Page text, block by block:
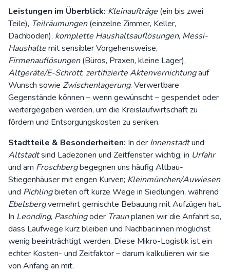
Leistungen im Überblick: Kleinaufträge (ein bis zwei
Teile), Teilräumungen(einzelne Zimmer, Keller,
Dachboden), komplette Haushaltsauflösungen, Messi-
Haushaltemit sensibler Vorgehensweise,
Firmenauflösungen(Büros, Praxen, kleine Lager),
Altgeräte/E-Schrott, zertifizierte Aktenvernichtungauf
Wunsch sowie Zwischenlagerung. Verwertbare
Gegenstände können – wenn gewünscht – gespendet oder
weitergegeben werden, um die Kreislaufwirtschaftzu
fördern und Entsorgungskosten zu senken.
Stadtteile & Besonderheiten: In der Innenstadtund
Altstadtsind Ladezonen und Zeitfenster wichtig; in Urfahr
und am Froschbergbegegnen uns häufig Altbau-
Stiegenhäuser mit engen Kurven; Kleinmünchen/Auwiesen
und Pichlingbieten oft kurze Wege in Siedlungen, während
Ebelsbergvermehrt gemischte Bebauung mit Aufzügen hat.
In Leonding, Paschingoder Traunplanen wir die Anfahrt so,
dass Laufwege kurz bleiben und Nachbar:innen möglichst
wenig beeinträchtigt werden. Diese Mikro-Logistik ist ein
echter Kosten- und Zeitfaktor – darum kalkulieren wir sie
von Anfang an mit.